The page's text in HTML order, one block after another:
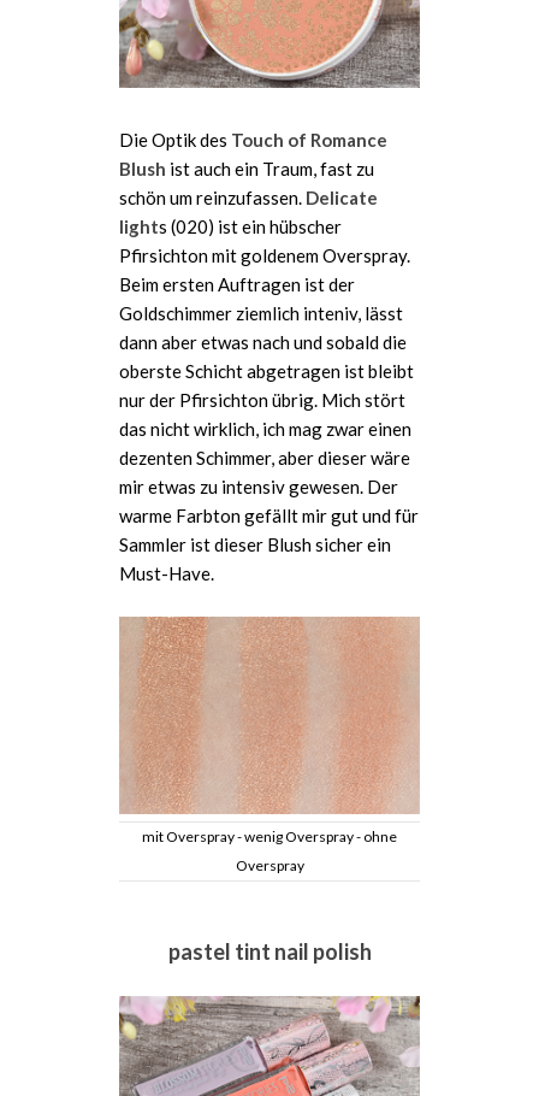
Die Optik des Touch of Romance
Blush ist auch ein Traum, fast zu
schön um reinzufassen. Delicate
lights (020) ist ein hübscher
Pfirsichton mit goldenem Overspray.
Beim ersten Auftragen ist der
Goldschimmer ziemlich inteniv, lässt
dann aber etwas nach und sobald die
oberste Schicht abgetragen ist bleibt
nur der Pfirsichton übrig. Mich stört
das nicht wirklich, ich mag zwar einen
dezenten Schimmer, aber dieser wäre
mir etwas zu intensiv gewesen. Der
warme Farbton gefällt mir gut und für
Sammler ist dieser Blush sicher ein
Must-Have.
mit Overspray - wenig Overspray - ohne
Overspray
pastel tint nail polish